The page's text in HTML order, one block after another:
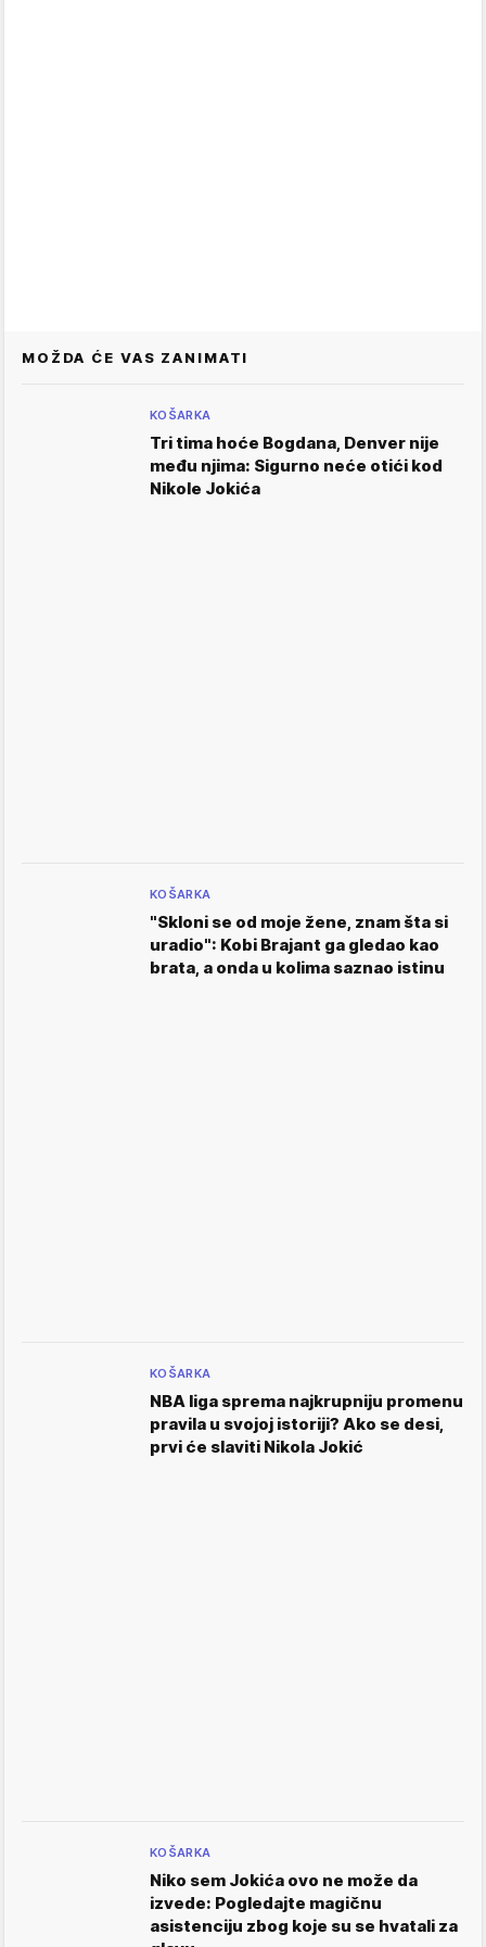
MOŽDA ĆE VAS ZANIMATI
KOŠARKA
Tri tima hoće Bogdana, Denver nije
među njima: Sigurno neće otići kod
Nikole Jokića
KOŠARKA
"Skloni se od moje žene, znam šta si
uradio": Kobi Brajant ga gledao kao
brata, a onda u kolima saznao istinu
KOŠARKA
NBA liga sprema najkrupniju promenu
pravila u svojoj istoriji? Ako se desi,
prvi će slaviti Nikola Jokić
KOŠARKA
Niko sem Jokića ovo ne može da
izvede: Pogledajte magičnu
asistenciju zbog koje su se hvatali za